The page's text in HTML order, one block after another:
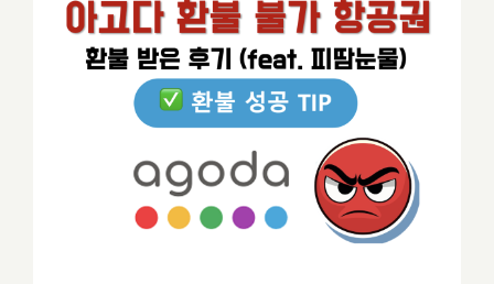
아고다 환불 불가 항공권 환불 받은 이야
기 (방법 공유)